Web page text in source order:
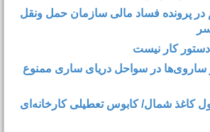
پرونده فساد مالی سازمان حمل‌ ونقل
کار نیست
در سواحل دریای ساری ممنوع
شمال‌/ ‌کابوس تعطیلی کارخانه‌ای